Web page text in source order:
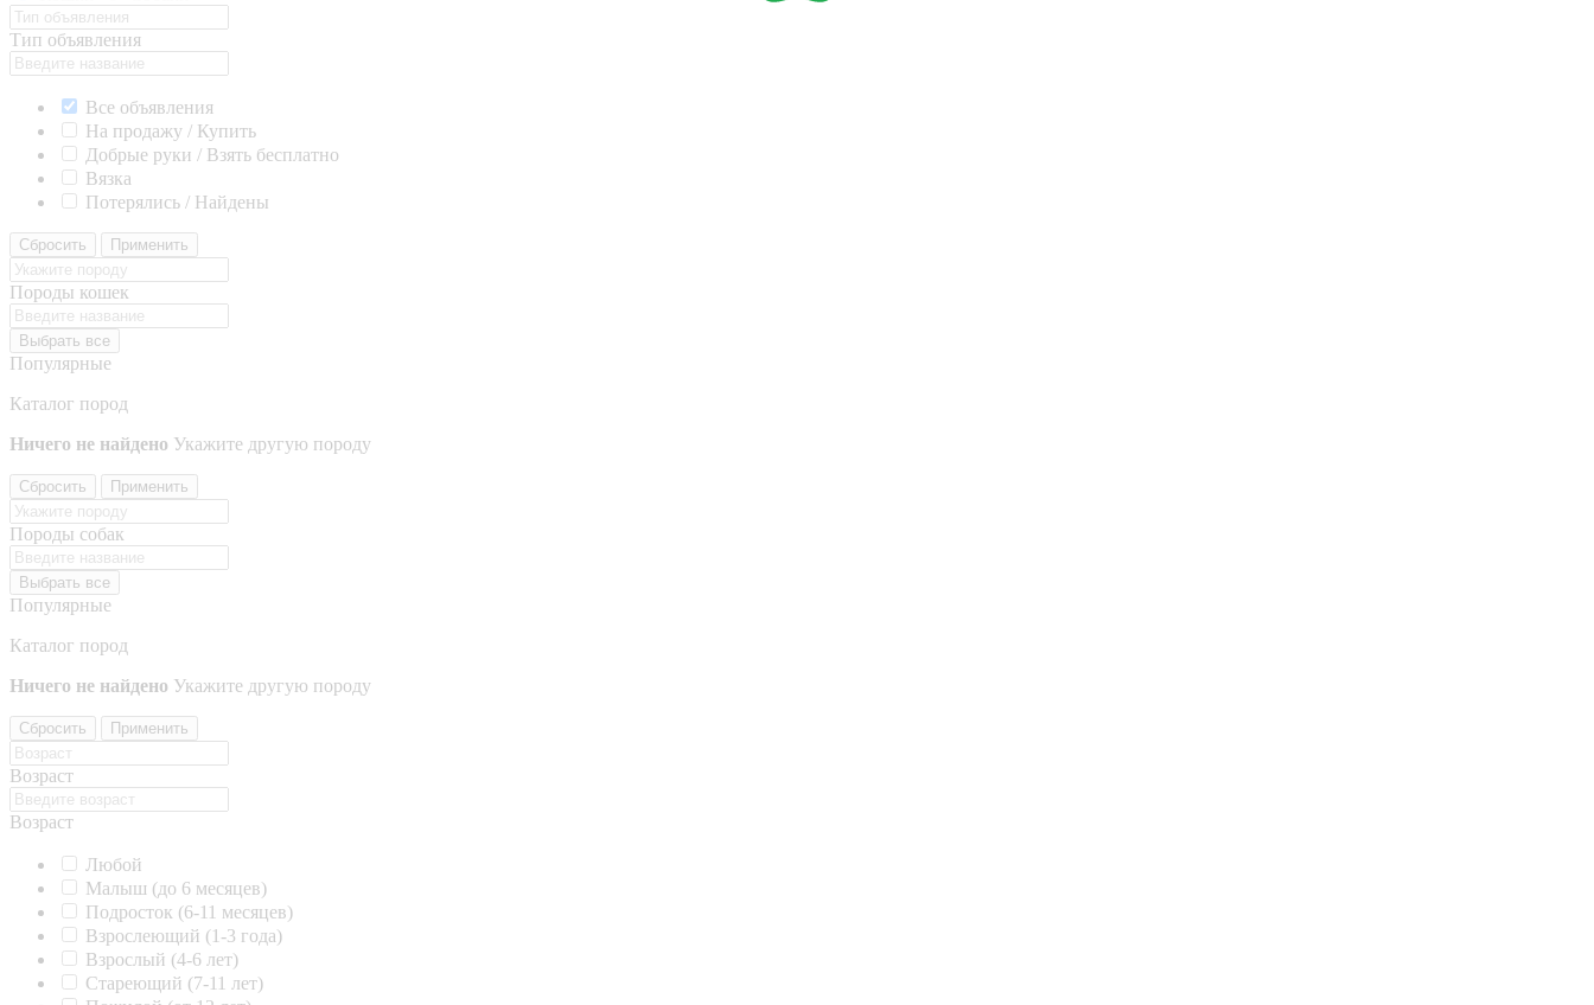
Тип объявления
Все объявления
На продажу / Купить
Добрые руки / Взять бесплатно
Вязка
Потерялись / Найдены
Сбросить Применить
Породы кошек
Выбрать все
Популярные
Каталог пород
Ничего не найдено Укажите другую породу
Сбросить Применить
Породы собак
Выбрать все
Популярные
Каталог пород
Ничего не найдено Укажите другую породу
Сбросить Применить
Возраст
Возраст
Любой
Малыш (до 6 месяцев)
Подросток (6-11 месяцев)
Взрослеющий (1-3 года)
Взрослый (4-6 лет)
Стареющий (7-11 лет)